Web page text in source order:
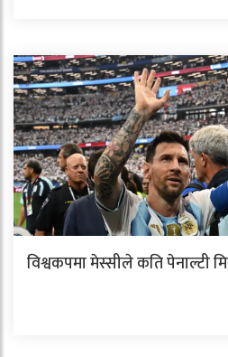
विश्वकपमा मेस्सीले कति पेनाल्टी